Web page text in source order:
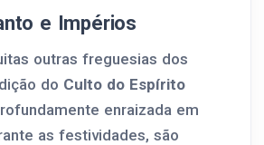
e Impérios
outras freguesias dos
do Culto do Espírito
enraizada em
as festividades, são